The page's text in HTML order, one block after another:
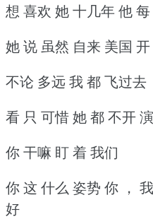
想 喜欢 她 十几年 他
她 说 虽然 自来 美国
不论 多远 我 都 飞过去
看 只 可惜 她 都 不开
你 干嘛 盯 着 我们
你 这 什么 姿势 你 ，
好